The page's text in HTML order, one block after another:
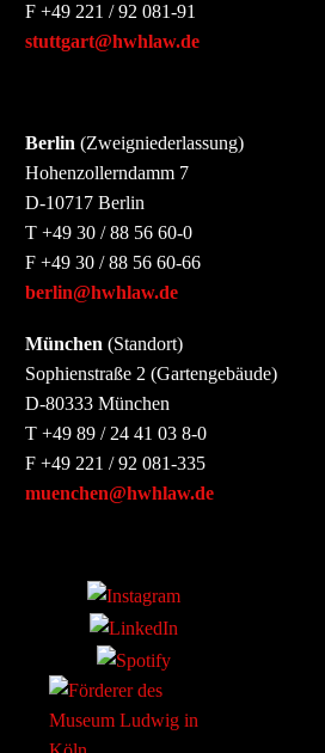
F +49 221 / 92 081-91
stuttgart@hwhlaw.de
Berlin (Zweigniederlassung)
Hohenzollerndamm 7
D-10717 Berlin
T +49 30 / 88 56 60-0
F +49 30 / 88 56 60-66
berlin@hwhlaw.de
München (Standort)
Sophienstraße 2 (Gartengebäude)
D-80333 München
T +49 89 / 24 41 03 8-0
F +49 221 / 92 081-335
muenchen@hwhlaw.de